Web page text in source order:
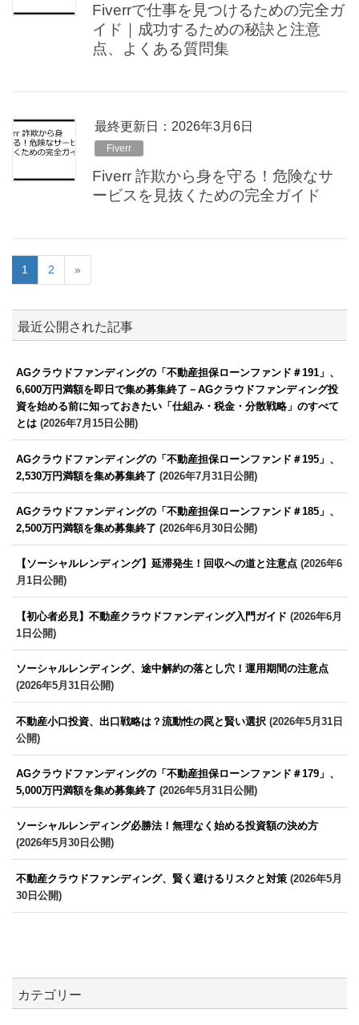
Fiverrで仕事を見つけるための完全ガ
イド｜成功するための秘訣と注意
点、よくある質問集
最終更新日：2026年3月6日
Fiverr
Fiverr 詐欺から身を守る！危険なサ
ービスを見抜くための完全ガイド
1 2 »
最近公開された記事
AGクラウドファンディングの「不動産担保ローンファンド＃191」、
6,600万円満額を即日で集め募集終了－AGクラウドファンディング投
資を始める前に知っておきたい「仕組み・税金・分散戦略」のすべて
とは (2026年7月15日公開)
AGクラウドファンディングの「不動産担保ローンファンド＃195」、
2,530万円満額を集め募集終了 (2026年7月31日公開)
AGクラウドファンディングの「不動産担保ローンファンド＃185」、
2,500万円満額を集め募集終了 (2026年6月30日公開)
【ソーシャルレンディング】延滞発生！回収への道と注意点 (2026年6
月1日公開)
【初心者必見】不動産クラウドファンディング入門ガイド (2026年6月
1日公開)
ソーシャルレンディング、途中解約の落とし穴！運用期間の注意点
(2026年5月31日公開)
不動産小口投資、出口戦略は？流動性の罠と賢い選択 (2026年5月31日
公開)
AGクラウドファンディングの「不動産担保ローンファンド＃179」、
5,000万円満額を集め募集終了 (2026年5月31日公開)
ソーシャルレンディング必勝法！無理なく始める投資額の決め方
(2026年5月30日公開)
不動産クラウドファンディング、賢く避けるリスクと対策 (2026年5月
30日公開)
カテゴリー